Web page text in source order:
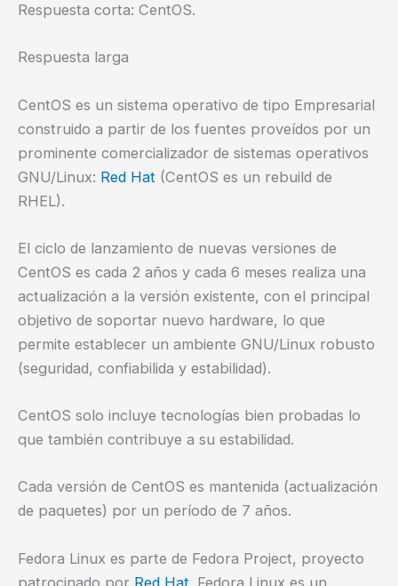
Respuesta corta: CentOS.
Respuesta larga
CentOS es un sistema operativo de tipo Empresarial
construido a partir de los fuentes proveídos por un
prominente comercializador de sistemas operativos
GNU/Linux: Red Hat (CentOS es un rebuild de
RHEL).
El ciclo de lanzamiento de nuevas versiones de
CentOS es cada 2 años y cada 6 meses realiza una
actualización a la versión existente, con el principal
objetivo de soportar nuevo hardware, lo que
permite establecer un ambiente GNU/Linux robusto
(seguridad, confiabilida y estabilidad).
CentOS solo incluye tecnologías bien probadas lo
que también contribuye a su estabilidad.
Cada versión de CentOS es mantenida (actualización
de paquetes) por un período de 7 años.
Fedora Linux es parte de Fedora Project, proyecto
patrocinado por Red Hat. Fedora Linux es un